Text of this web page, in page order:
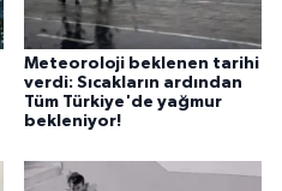
Meteoroloji beklenen tarihi
verdi: Sıcakların ardından
Tüm Türkiye'de yağmur
bekleniyor!